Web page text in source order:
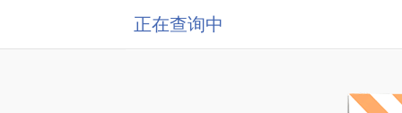
正在查询中